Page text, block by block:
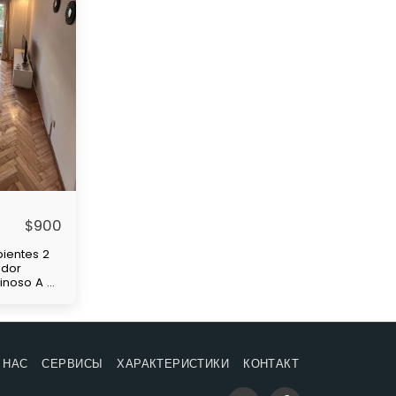
$900
2
A 4
СЕРВИСЫ ХАРАКТЕРИСТИКИ КОНТАКТ